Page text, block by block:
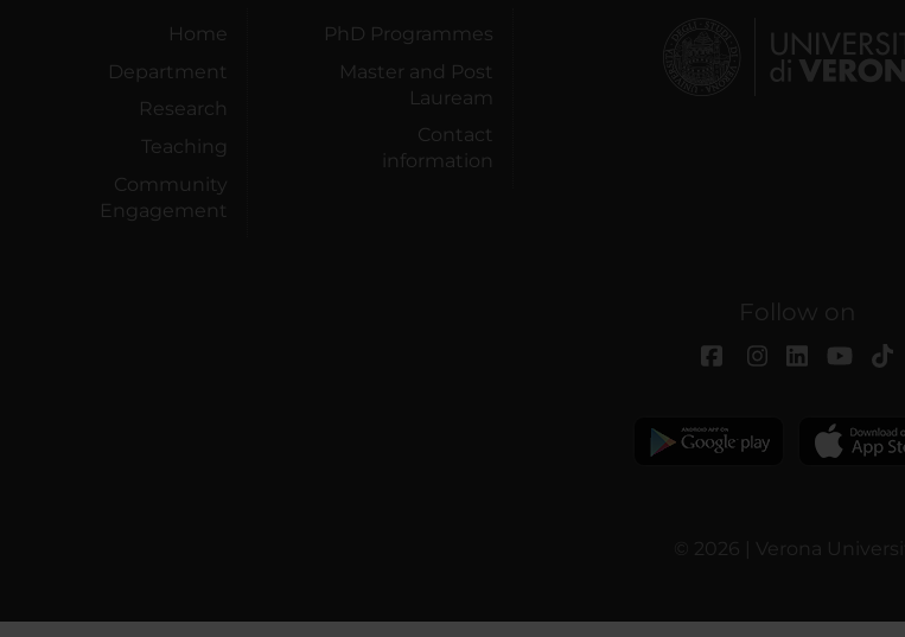
Home
Department
Research
Teaching
Community
Engagement
PhD Programmes
Master and Post
Lauream
Contact
information
Follow on
© 2026 | Verona